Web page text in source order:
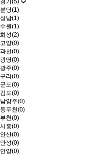
경기(5)
분당(1)
성남(1)
수원(1)
화성(2)
고양(0)
과천(0)
광명(0)
광주(0)
구리(0)
군포(0)
김포(0)
남양주(0)
동두천(0)
부천(0)
시흥(0)
안산(0)
안성(0)
안양(0)